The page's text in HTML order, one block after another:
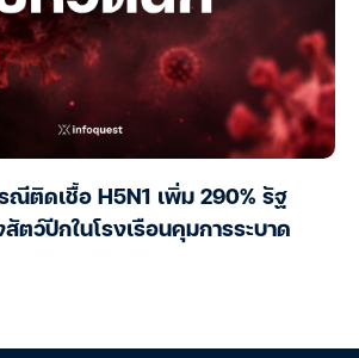
ณีติดเชื้อ H5N1 เพิ่ม 290% รัฐ
ตว์ปีกในโรงเรือนคุมการระบาด